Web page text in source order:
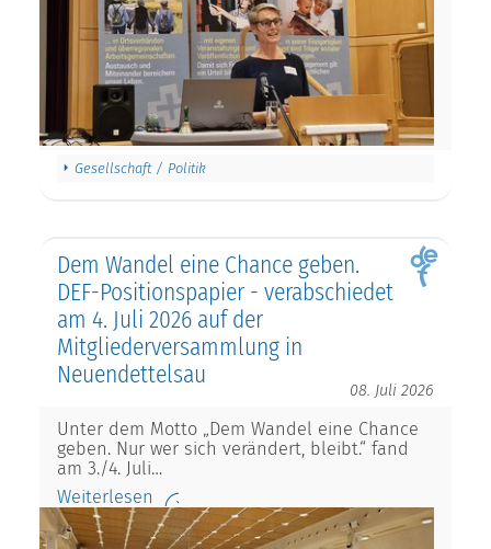
Gesellschaft / Politik
Dem Wandel eine Chance geben.
DEF-Positionspapier - verabschiedet
am 4. Juli 2026 auf der
Mitgliederversammlung in
Neuendettelsau
08. Juli 2026
Unter dem Motto „Dem Wandel eine Chance
geben. Nur wer sich verändert, bleibt.“ fand
am 3./4. Juli…
Weiterlesen